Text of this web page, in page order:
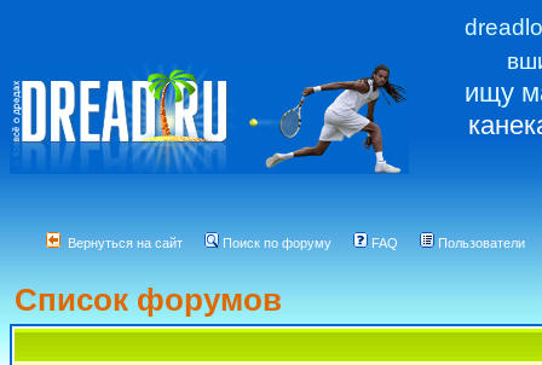
ищу
Вернуться на сайт Поиск по форуму FAQ Пользователи
Список форумов